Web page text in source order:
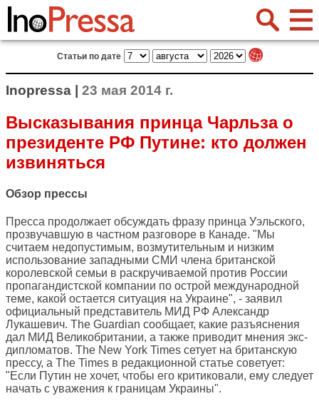
Статьи по дате
Inopressa | 23 мая 2014 г.
Высказывания принца Чарльза о
президенте РФ Путине: кто должен
извиняться
Обзор прессы
Пресса продолжает обсуждать фразу принца Уэльского,
прозвучавшую в частном разговоре в Канаде. "Мы
считаем недопустимым, возмутительным и низким
использование западными СМИ члена британской
королевской семьи в раскручиваемой против России
пропагандистской компании по острой международной
теме, какой остается ситуация на Украине", - заявил
официальный представитель МИД РФ Александр
Лукашевич. The Guardian сообщает, какие разъяснения
дал МИД Великобритании, а также приводит мнения экс-
дипломатов. The New York Times сетует на британскую
прессу, а The Times в редакционной статье советует:
"Если Путин не хочет, чтобы его критиковали, ему следует
начать с уважения к границам Украины".